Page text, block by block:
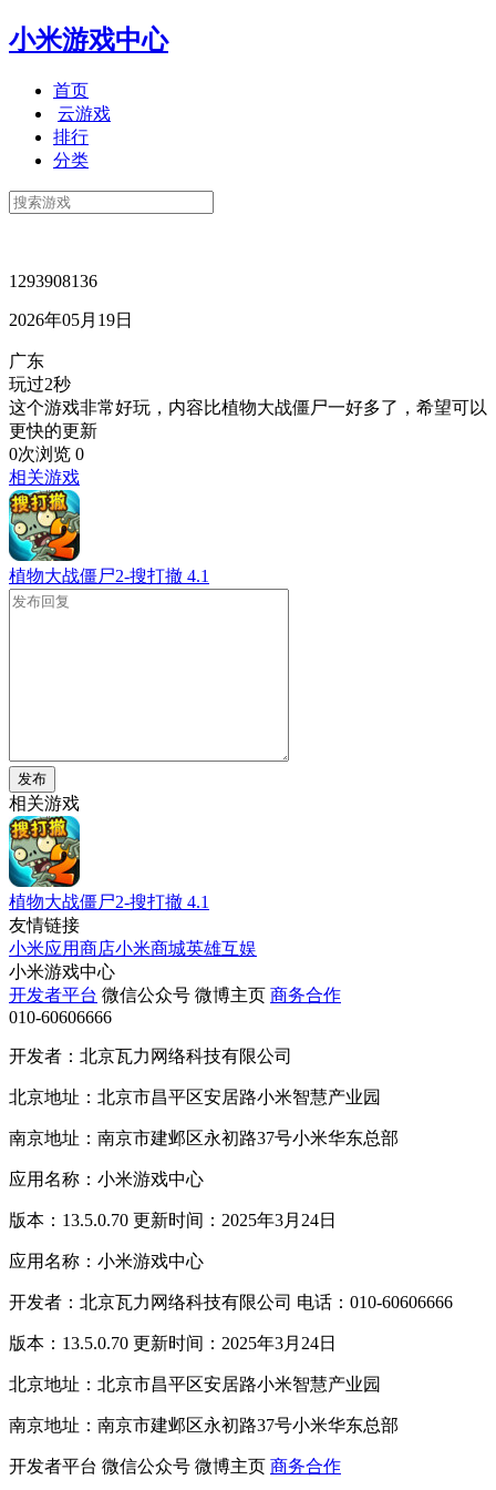
小米游戏中心
首页
云游戏
排行
分类
1293908136
2026年05月19日
广东
玩过2秒
这个游戏非常好玩，内容比植物大战僵尸一好多了，希望可以
更快的更新
0次浏览 0
相关游戏
植物大战僵尸2-搜打撤 4.1
发布
相关游戏
植物大战僵尸2-搜打撤 4.1
友情链接
小米应用商店小米商城英雄互娱
小米游戏中心
开发者平台 微信公众号 微博主页 商务合作
010-60606666
开发者：北京瓦力网络科技有限公司
北京地址：北京市昌平区安居路小米智慧产业园
南京地址：南京市建邺区永初路37号小米华东总部
应用名称：小米游戏中心
版本：13.5.0.70 更新时间：2025年3月24日
应用名称：小米游戏中心
开发者：北京瓦力网络科技有限公司 电话：010-60606666
版本：13.5.0.70 更新时间：2025年3月24日
北京地址：北京市昌平区安居路小米智慧产业园
南京地址：南京市建邺区永初路37号小米华东总部
开发者平台 微信公众号 微博主页 商务合作